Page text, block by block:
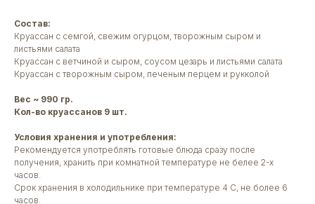
Состав:
Круассан с семгой, свежим огурцом, творожным сыром и
листьями салата
Круассан с ветчиной и сыром, соусом цезарь и листьями салата
Круассан с творожным сыром, печеным перцем и рукколой
Вес ~ 990 гр.
Кол-во круассанов 9 шт.
Условия хранения и употребления:
Рекомендуется употреблять готовые блюда сразу после
получения, хранить при комнатной температуре не белее 2-х
часов.
Срок хранения в холодильнике при температуре 4 С, не более 6
часов.